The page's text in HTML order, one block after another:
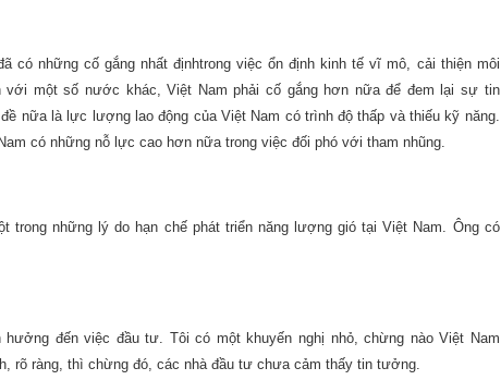
có những cố gắng nhất địnhtrong việc ổn định kinh tế vĩ mô, cải thiện môi
một số nước khác, Việt Nam phải cố gắng hơn nữa để đem lại sự tin
nữa là lực lượng lao động của Việt Nam có trình độ thấp và thiếu kỹ năng.
có những nỗ lực cao hơn nữa trong việc đối phó với tham nhũng.
trong những lý do hạn chế phát triển năng lượng gió tại Việt Nam. Ông có
đến việc đầu tư. Tôi có một khuyến nghị nhỏ, chừng nào Việt Nam
rõ ràng, thì chừng đó, các nhà đầu tư chưa cảm thấy tin tưởng.